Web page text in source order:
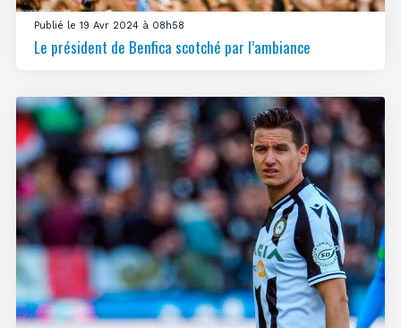
Publié le 19 Avr 2024 à 08h58
Le président de Benfica scotché par l’ambiance